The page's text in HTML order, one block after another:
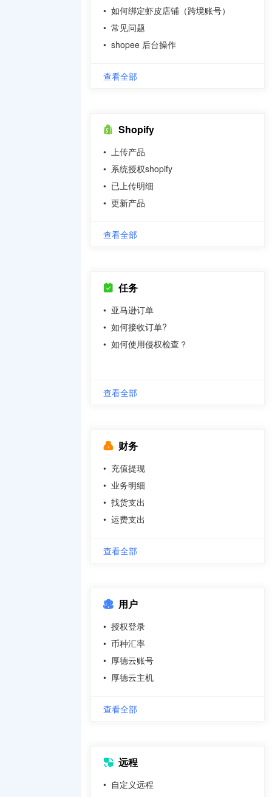
• 如何绑定虾皮店铺（跨境账号）
• 常见问题
• shopee 后台操作
查看全部
Shopify
• 上传产品
• 系统授权shopify
• 已上传明细
• 更新产品
查看全部
任务
• 亚马逊订单
• 如何接收订单?
• 如何使用侵权检查？
查看全部
财务
• 充值提现
• 业务明细
• 找货支出
• 运费支出
查看全部
用户
• 授权登录
• 币种汇率
• 厚德云账号
• 厚德云主机
查看全部
远程
• 自定义远程